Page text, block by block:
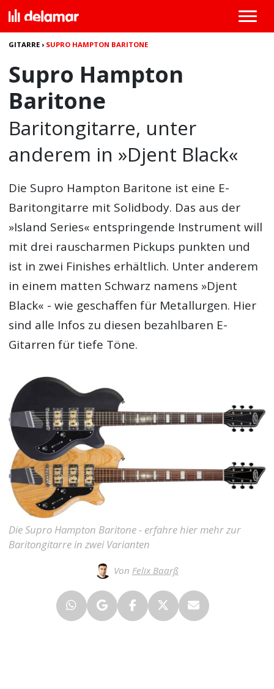
GITARRE › SUPRO HAMPTON BARITONE
Supro Hampton
Baritone
Baritongitarre, unter
anderem in »Djent Black«
Die Supro Hampton Baritone ist eine E-
Baritongitarre mit Solidbody. Das aus der
»Island Series« entspringende Instrument will
mit drei rauscharmen Pickups punkten und
ist in zwei Finishes erhältlich. Unter anderem
in einem matten Schwarz namens »Djent
Black« - wie geschaffen für Metallurgen. Hier
sind alle Infos zu diesen bezahlbaren E-
Gitarren für tiefe Töne.
Die Supro Hampton Baritone - erfahre hier mehr zur
Baritongitarre in zwei Varianten
Von Felix Baarß